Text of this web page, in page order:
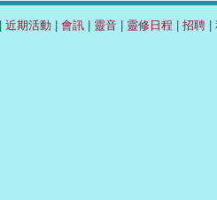
近期活動 會訊 靈音 靈修日程 招聘